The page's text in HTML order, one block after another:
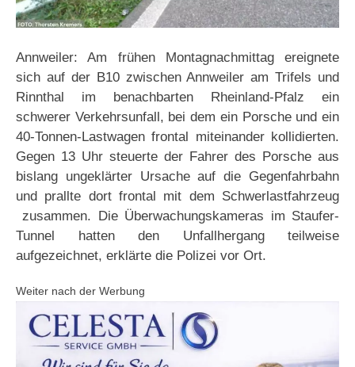
Annweiler: Am frühen Montagnachmittag ereignete
sich auf der B10 zwischen Annweiler am Trifels und
Rinnthal im benachbarten Rheinland-Pfalz ein
schwerer Verkehrsunfall, bei dem ein Porsche und ein
40-Tonnen-Lastwagen frontal miteinander kollidierten.
Gegen 13 Uhr steuerte der Fahrer des Porsche aus
bislang ungeklärter Ursache auf die Gegenfahrbahn
und prallte dort frontal mit dem Schwerlastfahrzeug
zusammen. Die Überwachungskameras im Staufer-
Tunnel hatten den Unfallhergang teilweise
aufgezeichnet, erklärte die Polizei vor Ort.
Weiter nach der Werbung